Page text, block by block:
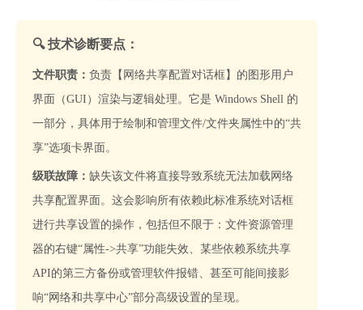
🔍 技术诊断要点：
文件职责： 负责【网络共享配置对话框】的图形用户
界面（GUI）渲染与逻辑处理。它是 Windows Shell 的
一部分，具体用于绘制和管理文件/文件夹属性中的“共
享”选项卡界面。
级联故障： 缺失该文件将直接导致系统无法加载网络
共享配置界面。这会影响所有依赖此标准系统对话框
进行共享设置的操作，包括但不限于：文件资源管理
器的右键“属性->共享”功能失效、某些依赖系统共享
API的第三方备份或管理软件报错、甚至可能间接影
响“网络和共享中心”部分高级设置的呈现。